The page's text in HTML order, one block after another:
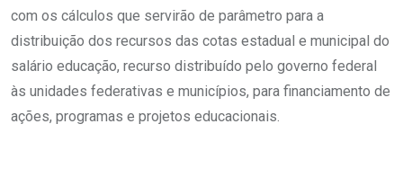
com os cálculos que servirão de parâmetro para a
distribuição dos recursos das cotas estadual e municipal do
salário educação, recurso distribuído pelo governo federal
às unidades federativas e municípios, para financiamento de
ações, programas e projetos educacionais.